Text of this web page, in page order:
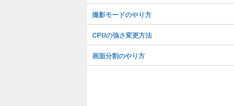
撮影モードのやり方
CPUの強さ変更方法
画面分割のやり方